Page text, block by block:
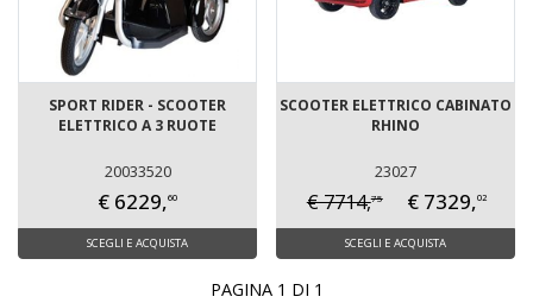
SPORT RIDER - SCOOTER
ELETTRICO A 3 RUOTE
20033520
€ 6229,60
SCEGLI E ACQUISTA
SCOOTER ELETTRICO CABINATO
RHINO
23027
€ 7714,75 € 7329,02
SCEGLI E ACQUISTA
PAGINA 1 DI 1